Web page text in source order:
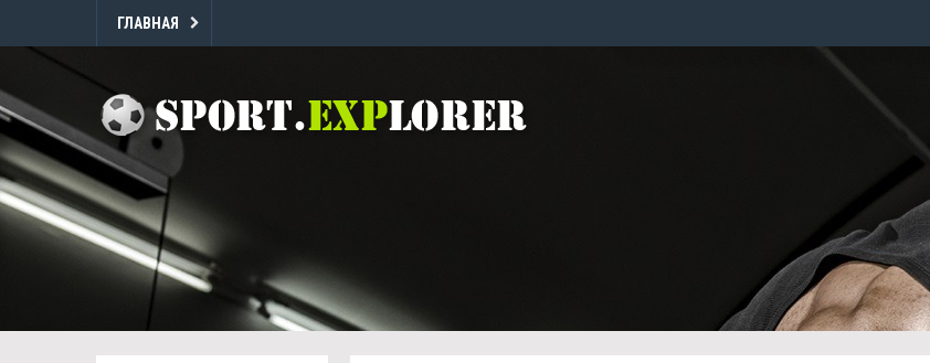
ГЛАВНАЯ